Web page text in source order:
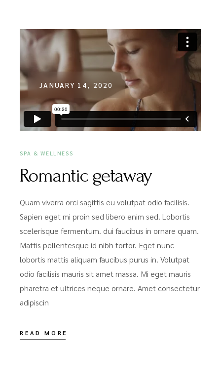
JANUARY 14, 2020
SPA & WELLNESS
Romantic getaway
Quam viverra orci sagittis eu volutpat odio facilisis.
Sapien eget mi proin sed libero enim sed. Lobortis
scelerisque fermentum. dui faucibus in ornare quam.
Mattis pellentesque id nibh tortor. Eget nunc
lobortis mattis aliquam faucibus purus in. Volutpat
odio facilisis mauris sit amet massa. Mi eget mauris
pharetra et ultrices neque ornare. Amet consectetur
adipiscin
READ MORE